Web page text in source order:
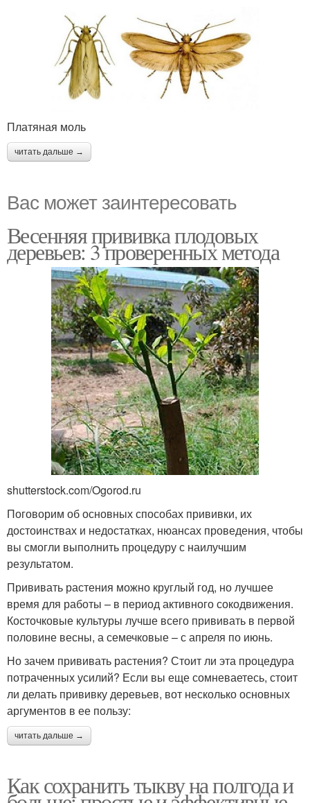
Платяная моль
читать дальше →
Вас может заинтересовать
Весенняя прививка плодовых
деревьев: 3 проверенных метода
shutterstock.com/Ogorod.ru
Поговорим об основных способах прививки, их
достоинствах и недостатках, нюансах проведения, чтобы
вы смогли выполнить процедуру с наилучшим
результатом.
Прививать растения можно круглый год, но лучшее
время для работы – в период активного сокодвижения.
Косточковые культуры лучше всего прививать в первой
половине весны, а семечковые – с апреля по июнь.
Но зачем прививать растения? Стоит ли эта процедура
потраченных усилий? Если вы еще сомневаетесь, стоит
ли делать прививку деревьев, вот несколько основных
аргументов в ее пользу:
читать дальше →
Как сохранить тыкву на полгода и